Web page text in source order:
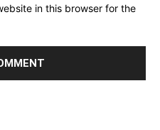
in this browser for the